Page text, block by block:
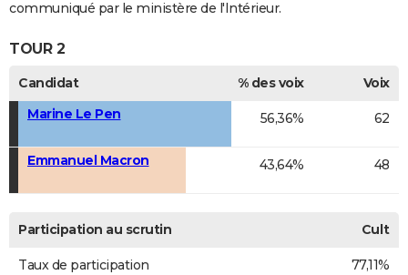
AVIS DE DÉCÈS
FORUM
Bricolage
Culture
Television
Voyage
communiqué par le ministère de l'Intérieur.
TOUR 2
Candidat % des voix
Voix
Marine Le Pen
56,36% 62
Emmanuel Macron 43,64% 48
Participation au scrutin Cult
Taux de participation 77,11%